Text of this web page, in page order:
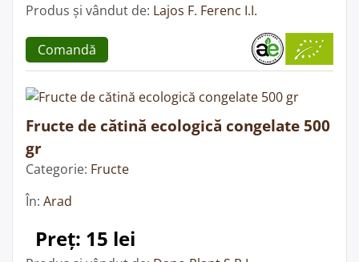
Produs și vândut de: Lajos F. Ferenc I.I.
Comandă
Fructe de cătină ecologică congelate 500
gr
Categorie: Fructe
În: Arad
Preț: 15 lei